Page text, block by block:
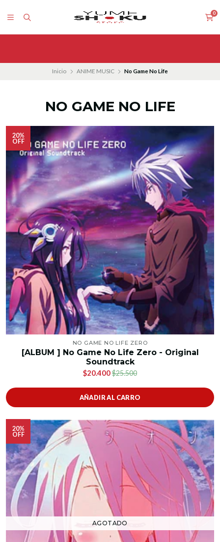
0
Inicio ANIME MUSIC No Game No Life
NO GAME NO LIFE
20%
OFF
NO GAME NO LIFE ZERO
[ALBUM ] No Game No Life Zero - Original
Soundtrack
$20.400$25.500
AÑADIR AL CARRO
20%
OFF
AGOTADO